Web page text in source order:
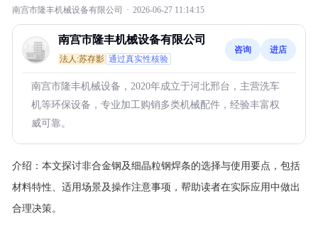
南宫市隆丰机械设备有限公司 · 2026-06-27 11:14:15
南宫市隆丰机械设备有限公司
法人:苏存影 通过真实性核验
咨询 进店
南宫市隆丰机械设备，2020年成立于河北邢台，主营洗车
机等环保设备，专业加工购销多类机械配件，经验丰富权
威可靠。
介绍： 本文探讨非合金钢及细晶粒钢焊条的选择与使用要点，包括
材料特性、适用场景及操作注意事项，帮助读者在实际应用中做出
合理决策。